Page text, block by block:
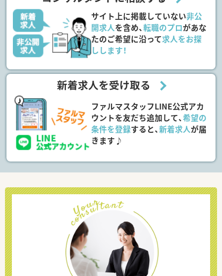
サイト上に掲載していない非公
開求人を含め、転職のプロがあな
たのご希望に沿って求人をお探
しします！
新着求人を受け取る
ファルマスタッフLINE公式アカ
ウントを友だち追加して、希望の
条件を登録すると、新着求人が届
きます♪